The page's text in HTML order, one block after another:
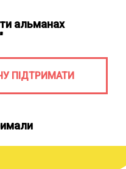
альманах
ПІДТРИМАТИ